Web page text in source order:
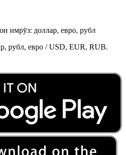
имрӯз: доллар, евро, рубл
рубл, евро / USD, EUR, RUB.